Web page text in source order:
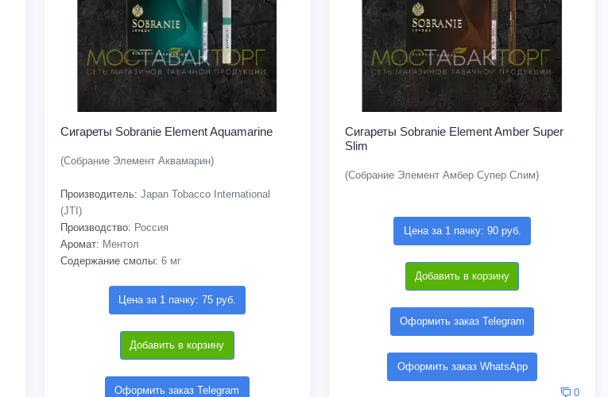
Сигареты Sobranie Element Aquamarine
(Собрание Элемент Аквамарин)
Производитель: Japan Tobacco International
(JTI)
Производство: Россия
Аромат: Ментол
Содержание смолы: 6 мг
Цена за 1 пачку: 75 руб.
Добавить в корзину
Оформить заказ Telegram
Сигареты Sobranie Element Amber Super
Slim
(Собрание Элемент Амбер Супер Слим)
Цена за 1 пачку: 90 руб.
Добавить в корзину
Оформить заказ Telegram
Оформить заказ WhatsApp
0